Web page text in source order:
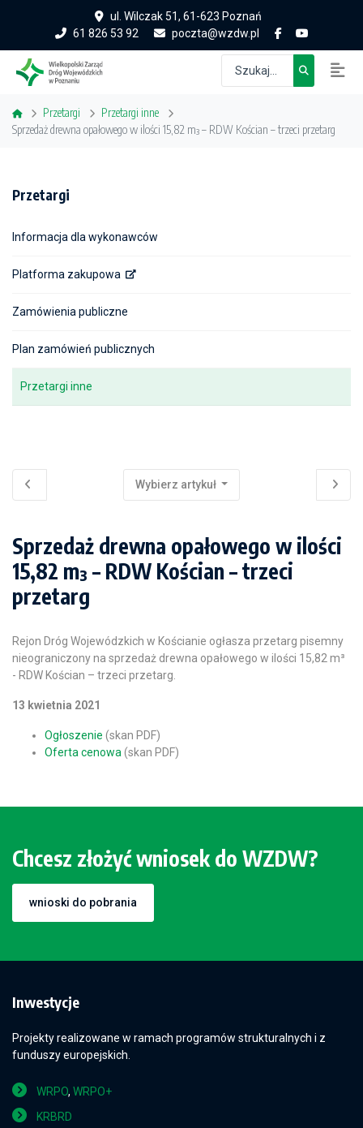
ul. Wilczak 51, 61-623 Poznań
61 826 53 92
poczta@wzdw.pl
Przetargi
Przetargi inne
Sprzedaż drewna opałowego w ilości 15,82 m³ – RDW Kościan – trzeci przetarg
Przetargi
Informacja dla wykonawców
Platforma zakupowa
Zamówienia publiczne
Plan zamówień publicznych
Przetargi inne
Wybierz artykuł
Sprzedaż drewna opałowego w ilości
15,82 m³ – RDW Kościan – trzeci
przetarg
Rejon Dróg Wojewódzkich w Kościanie ogłasza przetarg pisemny
nieograniczony na sprzedaż drewna opałowego w ilości 15,82 m³
- RDW Kościan – trzeci przetarg.
13 kwietnia 2021
Ogłoszenie (skan PDF)
Oferta cenowa (skan PDF)
Chcesz złożyć wniosek do WZDW?
wnioski do pobrania
Inwestycje
Projekty realizowane w ramach programów strukturalnych i z
funduszy europejskich.
WRPO, WRPO+
KRBRD